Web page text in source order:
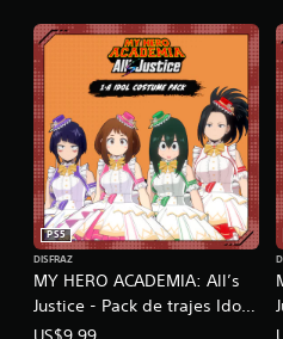
MY HERO ACADEMIA: All’s
Justice - Pack de trajes Idols
de 1-A
PS5
DISFRAZ